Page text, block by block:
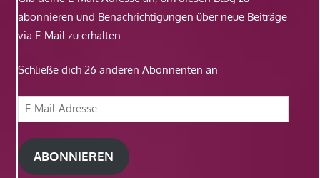
abonnieren und Benachrichtigungen über neue Beiträge
via E-Mail zu erhalten.
Schließe dich 26 anderen Abonnenten an
E-
Mail-
Adresse
ABONNIEREN